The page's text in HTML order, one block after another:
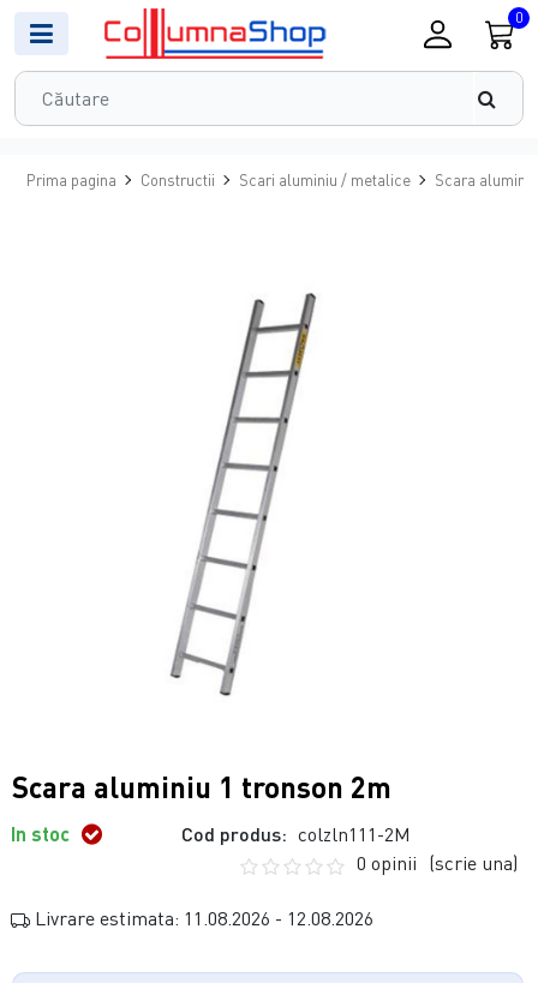
0
Prima pagina Constructii Scari aluminiu / metalice Scara
Scara aluminiu 1 tronson 2m
In stoc Cod produs: colzln111-2M
0 opinii (scrie una)
Livrare estimata: 11.08.2026 - 12.08.2026